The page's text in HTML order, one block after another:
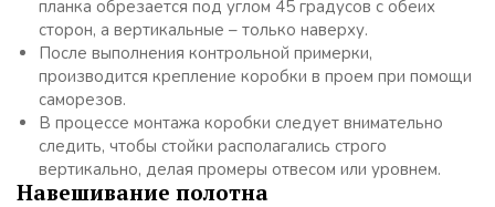
планка обрезается под углом 45 градусов с обеих
сторон, а вертикальные – только наверху.
После выполнения контрольной примерки,
производится крепление коробки в проем при помощи
саморезов.
В процессе монтажа коробки следует внимательно
следить, чтобы стойки располагались строго
вертикально, делая промеры отвесом или уровнем.
Навешивание полотна